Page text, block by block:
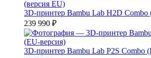
3D-принтер Bambu Lab H2D Combo
239 990 ₽
3D-принтер Bambu Lab P2S Combo